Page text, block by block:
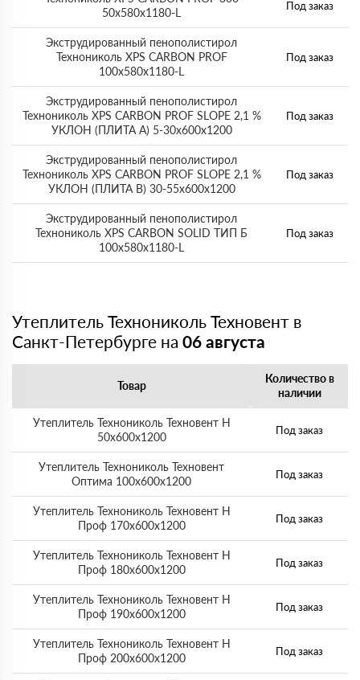
50х580х1180-L
Под заказ
Экструдированный пенополистирол
Технониколь XPS CARBON PROF
100х580х1180-L
Под заказ
Экструдированный пенополистирол
Технониколь XPS CARBON PROF SLOPE 2,1 %
УКЛОН (ПЛИТА А) 5-30х600х1200
Под заказ
Экструдированный пенополистирол
Технониколь XPS CARBON PROF SLOPE 2,1 %
УКЛОН (ПЛИТА B) 30-55х600х1200
Под заказ
Экструдированный пенополистирол
Технониколь XPS CARBON SOLID ТИП Б
100х580х1180-L
Под заказ
Утеплитель Технониколь Техновент в
Санкт-Петербурге на 06 августа
Товар
Количество в
наличии
Утеплитель Технониколь Техновент Н
50х600х1200
Под заказ
Утеплитель Технониколь Техновент
Оптима 100х600х1200
Под заказ
Утеплитель Технониколь Техновент Н
Проф 170х600х1200
Под заказ
Утеплитель Технониколь Техновент Н
Проф 180х600х1200
Под заказ
Утеплитель Технониколь Техновент Н
Проф 190х600х1200
Под заказ
Утеплитель Технониколь Техновент Н
Проф 200х600х1200
Под заказ